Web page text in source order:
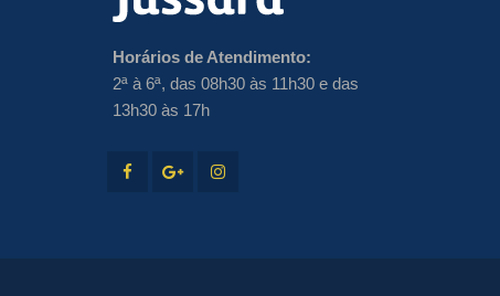
Horários de Atendimento:
2ª à 6ª, das 08h30 às 11h30 e das
13h30 às 17h